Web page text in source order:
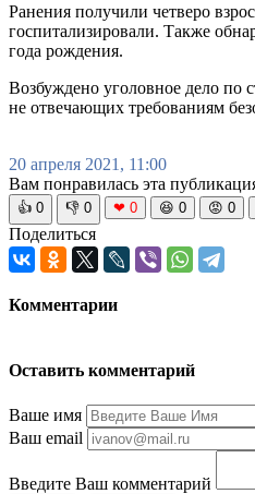
Ранения получили четверо
госпитализировали. Также
года рождения.
Возбуждено уголовное дело по
не отвечающих требованиям
20 апреля 2021, 11:00
Вам понравилась эта
👍 0 👎 0 ❤ 0 😆 0 😡 0
Поделиться
Комментарии
Оставить комментарий
Ваше имя
Ваш email
Введите Ваш комментарий